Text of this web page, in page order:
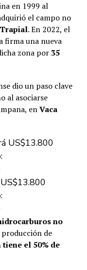
en 1999 al
el campo no
. En 2022, el
firma una nueva
zona por 35
dio un paso clave
al asociarse
enVaca
no
de
tiene el 50% de